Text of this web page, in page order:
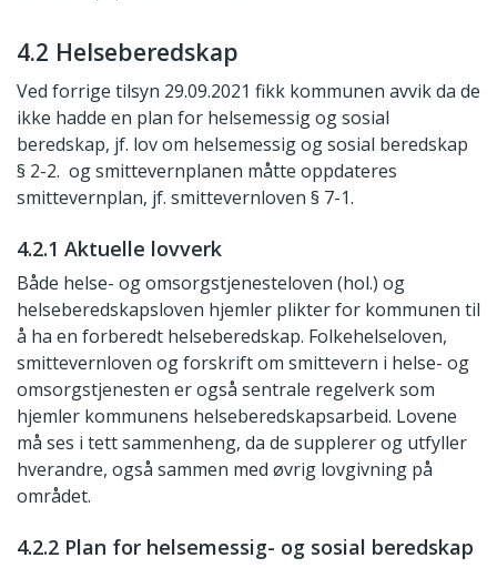
4.2 Helseberedskap
Ved forrige tilsyn 29.09.2021 fikk kommunen avvik da de
ikke hadde en plan for helsemessig og sosial
beredskap, jf. lov om helsemessig og sosial beredskap
§ 2-2. og smittevernplanen måtte oppdateres
smittevernplan, jf. smittevernloven § 7-1.
4.2.1 Aktuelle lovverk
Både helse- og omsorgstjenesteloven (hol.) og
helseberedskapsloven hjemler plikter for kommunen til
å ha en forberedt helseberedskap. Folkehelseloven,
smittevernloven og forskrift om smittevern i helse- og
omsorgstjenesten er også sentrale regelverk som
hjemler kommunens helseberedskapsarbeid. Lovene
må ses i tett sammenheng, da de supplerer og utfyller
hverandre, også sammen med øvrig lovgivning på
området.
4.2.2 Plan for helsemessig- og sosial beredskap